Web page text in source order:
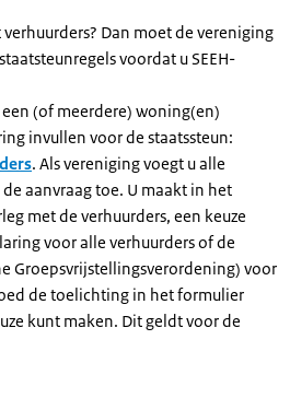
Dan moet de vereniging
voordat u SEEH-
(of meerdere) woning(en)
invullen voor de staatssteun:
. Als vereniging voegt u alle
aanvraag toe. U maakt in het
met de verhuurders, een keuze
voor alle verhuurders of de
Groepsvrijstellingsverordening) voor
de toelichting in het formulier
kunt maken. Dit geldt voor de